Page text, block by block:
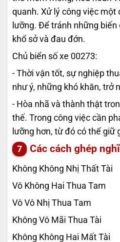
quanh. Xử lý công việc một
lưỡng. Để tránh những biến
khổ sở và đau đớn.
Chủ biển số xe 00273:
- Thời vận tốt, sự nghiệp
như ý, những khó khăn, trở
- Hòa nhã và thành thật
thế. Trong công việc cần
lưỡng hơn, từ đó có thể giữ
Các cách ghép
Không Không Nhị Thất Tài
Vô Không Hai Thua Tam
Vô Vô Nhị Thua Tam
Không Vô Mãi Thua Tài
Không Không Hai Mất Tài